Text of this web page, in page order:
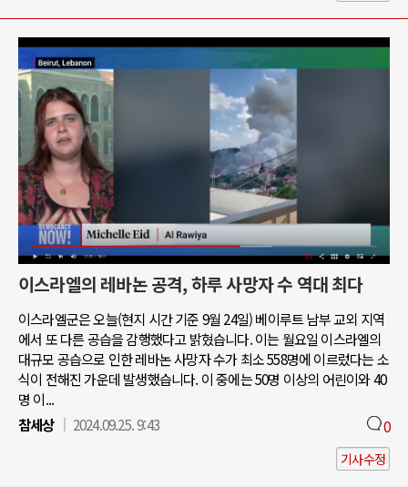
이스라엘의 레바논 공격, 하루 사망자 수 역대 최다
이스라엘군은 오늘(현지 시간 기준 9월 24일) 베이루트 남부 교외 지역
에서 또 다른 공습을 감행했다고 밝혔습니다. 이는 월요일 이스라엘의
대규모 공습으로 인한 레바논 사망자 수가 최소 558명에 이르렀다는 소
식이 전해진 가운데 발생했습니다. 이 중에는 50명 이상의 어린이와 40
명 이...
참세상
2024.09.25. 9:43 0
기사수정